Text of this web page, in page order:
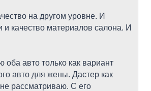
на другом уровне. И
и качество материалов салона. И
оба авто только как вариант
авто для жены. Дастер как
рассматриваю. С его